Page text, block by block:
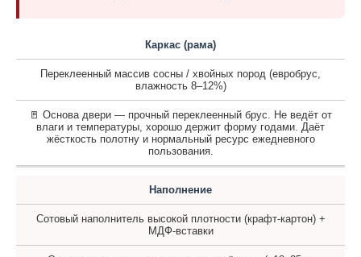
Каркас (рама)
Переклеенный массив сосны / хвойных пород (евробрус,
влажность 8–12%)
🚪 Основа двери — прочный переклеенный брус. Не ведёт от
влаги и температуры, хорошо держит форму годами. Даёт
жёсткость полотну и нормальный ресурс ежедневного
пользования.
Наполнение
Сотовый наполнитель высокой плотности (крафт-картон) +
МДФ-вставки